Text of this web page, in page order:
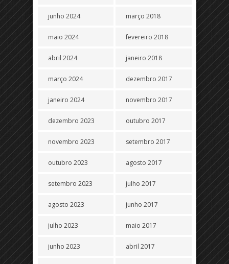
junho 2024
maio 2024
abril 2024
março 2024
janeiro 2024
dezembro 2023
novembro 2023
outubro 2023
setembro 2023
agosto 2023
julho 2023
junho 2023
março 2018
fevereiro 2018
janeiro 2018
dezembro 2017
novembro 2017
outubro 2017
setembro 2017
agosto 2017
julho 2017
junho 2017
maio 2017
abril 2017